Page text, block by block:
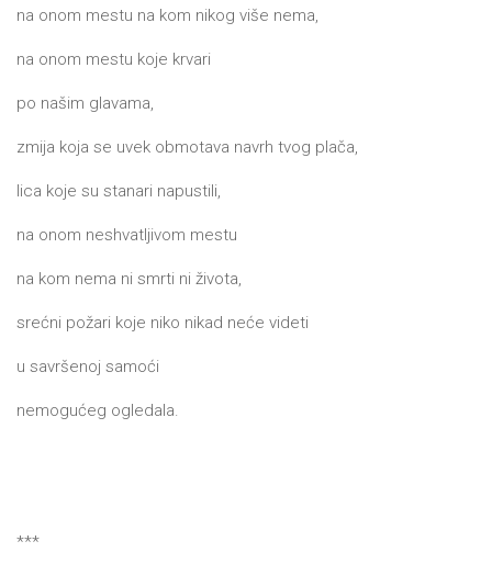
se!
Poezija!
na onom mestu na kom nikog više nema,
na onom mestu koje krvari
po našim glavama,
zmija koja se uvek obmotava navrh tvog plača,
lica koje su stanari napustili,
na onom neshvatljivom mestu
na kom nema ni smrti ni života,
srećni požari koje niko nikad neće videti
u savršenoj samoći
nemogućeg ogledala.
***